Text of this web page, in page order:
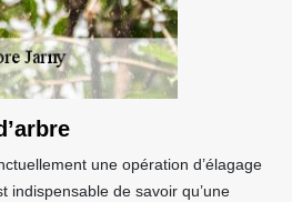
une opération d’élagage
indispensable de savoir qu’une